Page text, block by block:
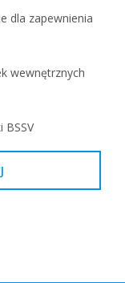
dla zapewnienia
wewnętrznych
BSSV